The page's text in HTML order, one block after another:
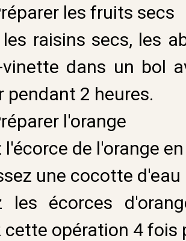
les fruits secs
raisins secs, les
vinette dans un bol
pendant 2 heures.
l'orange
l'écorce de l'orange
une cocotte
les écorces
cette opération 4 fois